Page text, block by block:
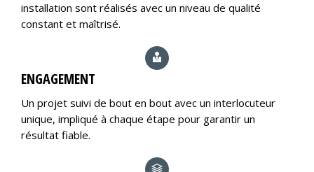
installation sont réalisés avec un niveau de qualité
constant et maîtrisé.
ENGAGEMENT
Un projet suivi de bout en bout avec un interlocuteur
unique, impliqué à chaque étape pour garantir un
résultat fiable.